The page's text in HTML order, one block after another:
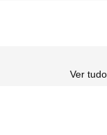
Ver tudo